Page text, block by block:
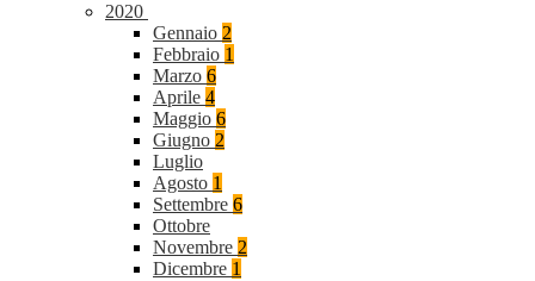
2020
Gennaio 2
Febbraio 1
Marzo 6
Aprile 4
Maggio 6
Giugno 2
Luglio
Agosto 1
Settembre 6
Ottobre
Novembre 2
Dicembre 1